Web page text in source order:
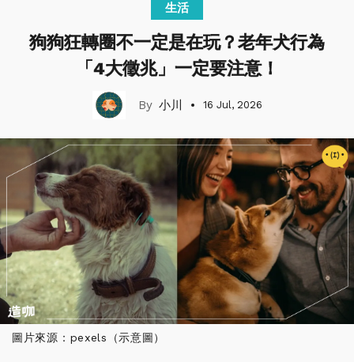
生活
狗狗狂轉圈不一定是在玩？老年犬行為
「4大徵兆」一定要注意！
小川 16 Jul, 2026
圖片來源：pexels（示意圖）